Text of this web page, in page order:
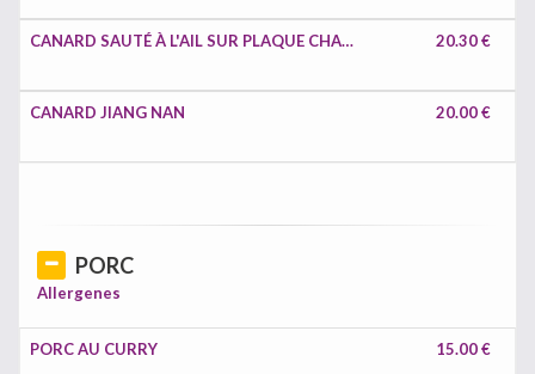
CANARD SAUTÉ À L'AIL SUR PLAQUE CHAUFFANTE 20.30 €
CANARD JIANG NAN 20.00 €
PORC
Allergenes
PORC AU CURRY 15.00 €